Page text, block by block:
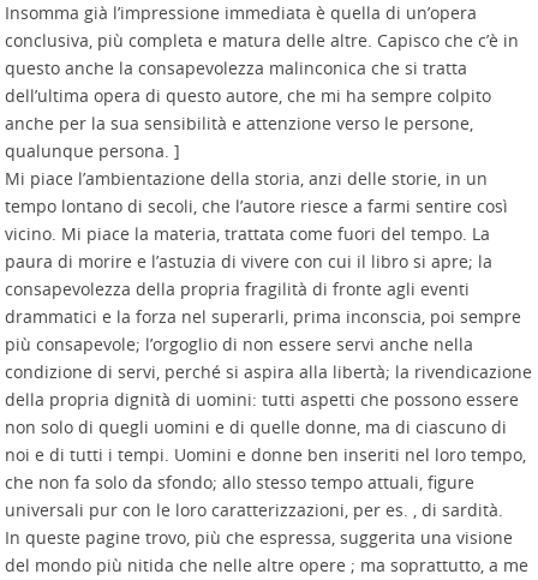
Insomma già l’impressione immediata è quella di un’opera
conclusiva, più completa e matura delle altre. Capisco che c’è in
questo anche la consapevolezza malinconica che si tratta
dell’ultima opera di questo autore, che mi ha sempre colpito
anche per la sua sensibilità e attenzione verso le persone,
qualunque persona. ]
Mi piace l’ambientazione della storia, anzi delle storie, in un
tempo lontano di secoli, che l’autore riesce a farmi sentire così
vicino. Mi piace la materia, trattata come fuori del tempo. La
paura di morire e l’astuzia di vivere con cui il libro si apre; la
consapevolezza della propria fragilità di fronte agli eventi
drammatici e la forza nel superarli, prima inconscia, poi sempre
più consapevole; l’orgoglio di non essere servi anche nella
condizione di servi, perché si aspira alla libertà; la rivendicazione
della propria dignità di uomini: tutti aspetti che possono essere
non solo di quegli uomini e di quelle donne, ma di ciascuno di
noi e di tutti i tempi. Uomini e donne ben inseriti nel loro tempo,
che non fa solo da sfondo; allo stesso tempo attuali, figure
universali pur con le loro caratterizzazioni, per es. , di sardità.
In queste pagine trovo, più che espressa, suggerita una visione
del mondo più nitida che nelle altre opere ; ma soprattutto, a me